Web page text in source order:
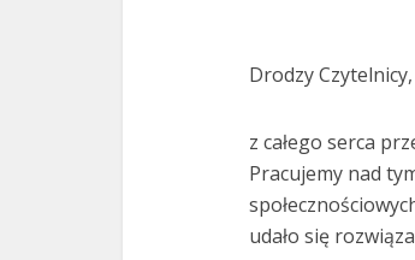
Drodzy Czytelnicy,
z całego serca
Pracujemy nad
udało się